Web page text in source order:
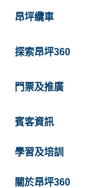
昂坪纜車
探索昂坪360
門票及推廣
賓客資訊
學習及培訓
關於昂坪360